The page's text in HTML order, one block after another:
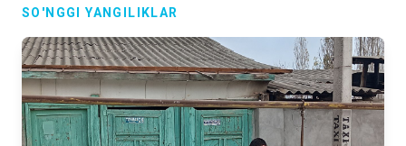
SO'NGGI YANGILIKLAR